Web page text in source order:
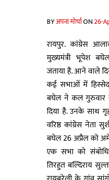
BYअपना मोर्चाON26-
रायपुर. कांग्रेस
मुख्यमंत्री भूपेश
जताया है. आने वाले
कई सभाओं में
बघेल ने कल गुरुवार
दिया है. उनके साथ
वरिष्ठ कांग्रेस नेता
बघेल 26 अप्रैल को
एक सभा को
तिरहुत बल्दिराय